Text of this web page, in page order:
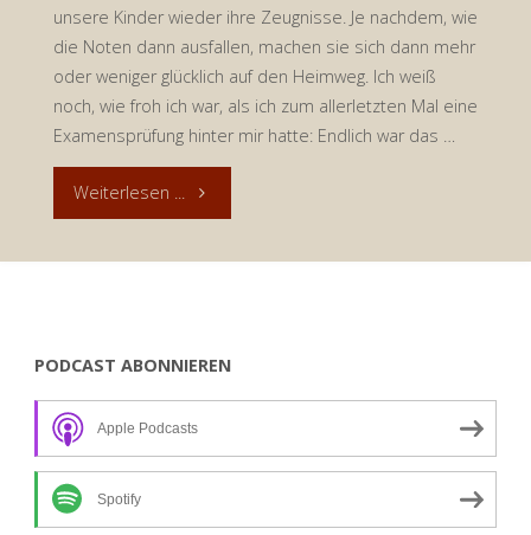
unsere Kinder wieder ihre Zeugnisse. Je nachdem, wie
die Noten dann ausfallen, machen sie sich dann mehr
oder weniger glücklich auf den Heimweg. Ich weiß
noch, wie froh ich war, als ich zum allerletzten Mal eine
Examensprüfung hinter mir hatte: Endlich war das …
Weiterlesen ... "Andacht
2018:
PODCAST ABONNIEREN
Apple Podcasts
Spotify